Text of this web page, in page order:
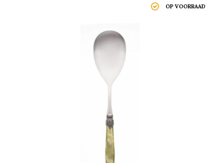
OP VOORRAAD